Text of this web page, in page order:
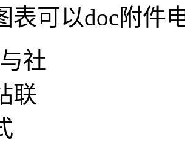
表可以doc附件